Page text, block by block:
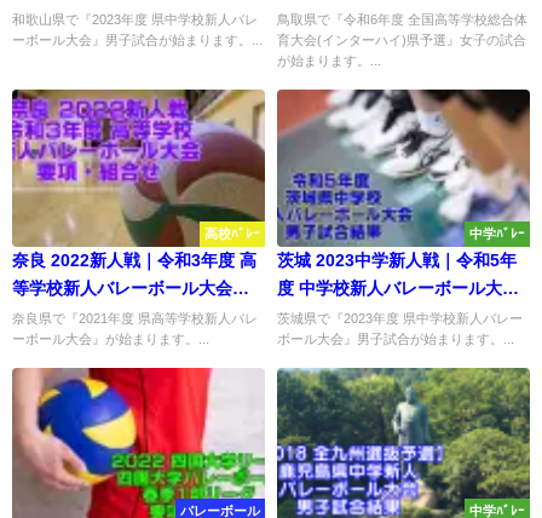
会 男子試合結果
和歌山県で『2023年度 県中学校新人バレ
ーボール大会』男子試合が始まります。...
ル県予選 女子試合結果
鳥取県で『令和6年度 全国高等学校総合体
育大会(インターハイ)県予選』女子の試合
が始まります。...
高校ﾊﾞﾚｰ
奈良 2022新人戦｜令和3年度 高
等学校新人バレーボール大会
要項・組合せ
奈良県で『2021年度 県高等学校新人バレ
ーボール大会』が始まります。...
中学ﾊﾞﾚｰ
茨城 2023中学新人戦｜令和5年
度 中学校新人バレーボール大
会 男子試合結果
茨城県で『2023年度 県中学校新人バレー
ボール大会』男子試合が始まります。...
バレーボール 中学ﾊﾞﾚｰ